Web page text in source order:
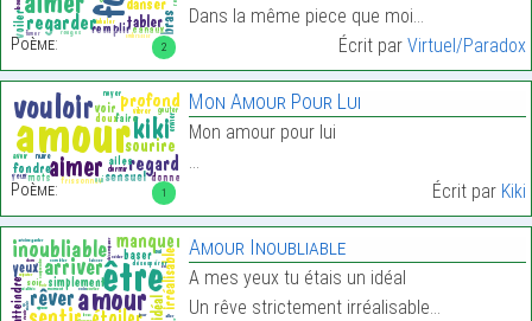
2
Poème:
Dans la même piece que moi…
Écrit par Virtuel/Paradox
1
Poème:
Mon Amour Pour Lui
Mon amour pour lui
…
Écrit par Kiki
Amour Inoubliable
A mes yeux tu étais un idéal
Un rêve strictement irréalisable…